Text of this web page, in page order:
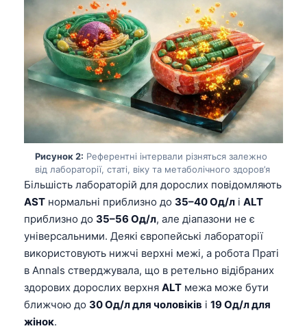
Рисунок 2: Референтні інтервали різняться залежно
від лабораторії, статі, віку та метаболічного здоров’я
Більшість лабораторій для дорослих повідомляють
AST нормальні приблизно до 35–40 Од/л і ALT
приблизно до 35–56 Од/л, але діапазони не є
універсальними. Деякі європейські лабораторії
використовують нижчі верхні межі, а робота Праті
в Annals стверджувала, що в ретельно відібраних
здорових дорослих верхня ALT межа може бути
ближчою до 30 Од/л для чоловіків і 19 Од/л для
жінок.